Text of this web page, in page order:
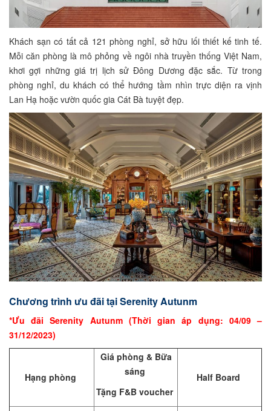
Khách sạn có tất cả 121 phòng nghỉ, sở hữu lối thiết kế tinh tế.
Mỗi căn phòng là mô phỏng về ngôi nhà truyền thống Việt Nam,
khơi gợi những giá trị lịch sử Đông Dương đặc sắc. Từ trong
phòng nghỉ, du khách có thể hướng tầm nhìn trực diện ra vịnh
Lan Hạ hoặc vườn quốc gia Cát Bà tuyệt đẹp.
Chương trình ưu đãi tại Serenity Autunm
*Ưu đãi Serenity Autunm (Thời gian áp dụng: 04/09 –
31/12/2023)
Hạng phòng
Giá phòng & Bữa
sáng
Tặng F&B voucher
Half Board